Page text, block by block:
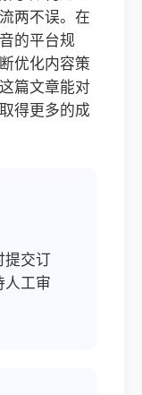
两不误。在
的平台规
优化内容策
篇文章能对
得更多的成
提交订
人工审